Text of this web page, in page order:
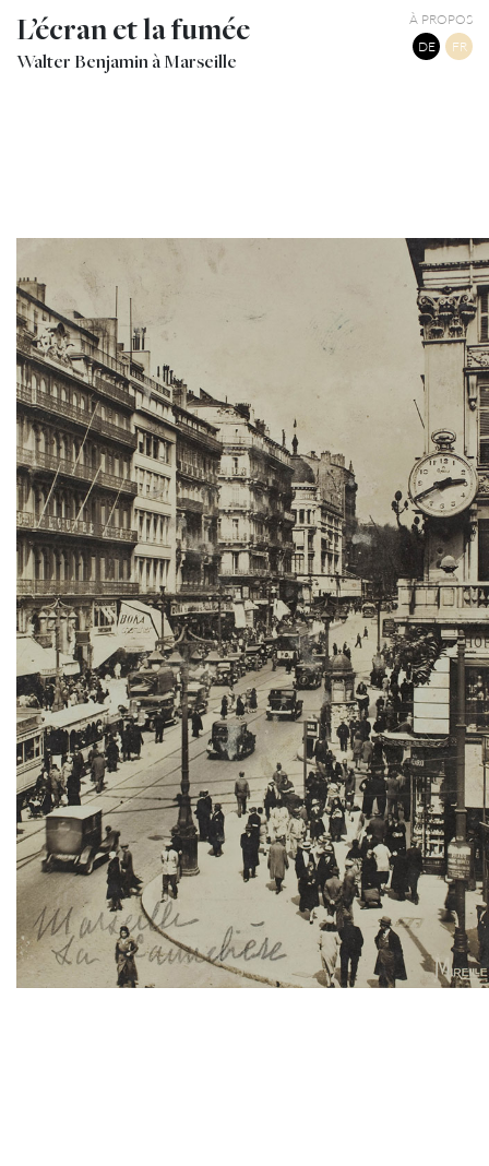
L’écran et la fumée
Walter Benjamin à Marseille
À PROPOS
DE
FR
LA CANEBIÈRE
TWITTER TUMBLR